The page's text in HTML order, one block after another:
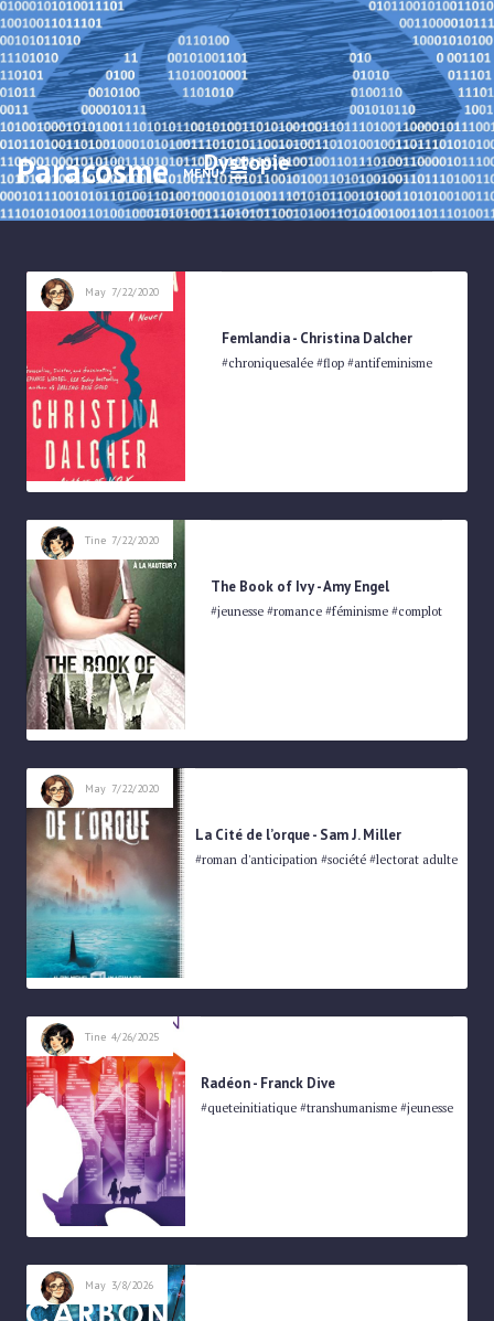
Paracosme MENUDystopie
Femlandia - Christina Dalcher
#chroniquesalée #flop #antifeminisme
May 7/22/2020
The Book of Ivy - Amy Engel
#jeunesse #romance #féminisme #complot
Tine 7/22/2020
La Cité de l’orque - Sam J. Miller
#roman d'anticipation #société #lectorat adulte
May 7/22/2020
Radéon - Franck Dive
#queteinitiatique #transhumanisme #jeunesse
Tine 4/26/2025
May 3/8/2026